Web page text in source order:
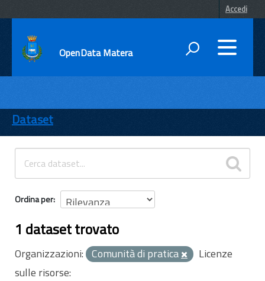
Accedi
OpenData Matera
ENTI
TEMI
INFORMAZIONI
Dataset
Ordina per
1 dataset trovato
Organizzazioni: Comunità di pratica
Licenze
sulle risorse: